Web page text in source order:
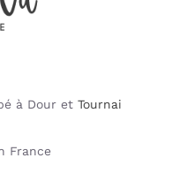
à Dour et Tournai
France